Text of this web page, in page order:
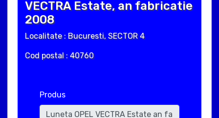
VECTRA Estate, an fabricatie
2008
Localitate : Bucuresti, SECTOR 4
Cod postal : 40760
Produs